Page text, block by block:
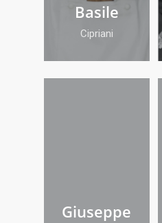
Basile
Cipriani
Giuseppe